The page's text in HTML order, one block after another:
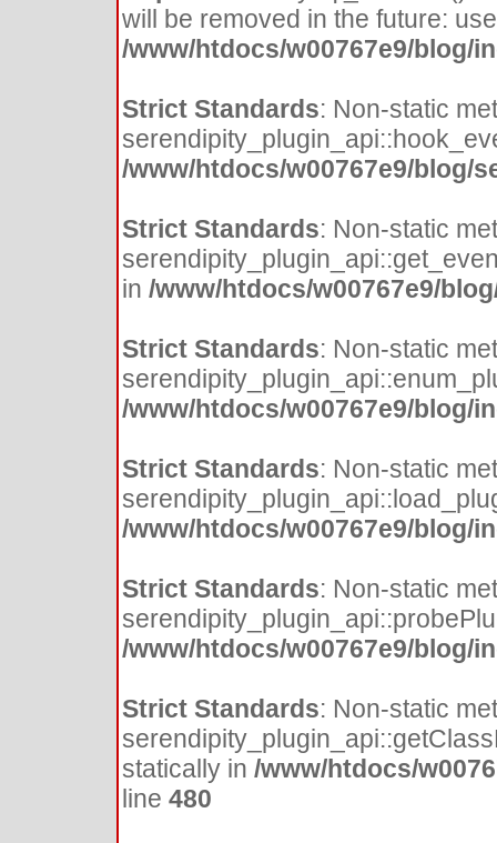
will be removed in the future:
/www/htdocs/w00767e9/blog/
Strict Standards: Non-static
/www/htdocs/w00767e9/blog/
Strict Standards: Non-static
in /www/htdocs/w00767e9/
Strict Standards: Non-static
/www/htdocs/w00767e9/blog/
Strict Standards: Non-static
/www/htdocs/w00767e9/blog/
Strict Standards: Non-static
/www/htdocs/w00767e9/blog/
Strict Standards: Non-static
statically in /www/htdocs/
line 480